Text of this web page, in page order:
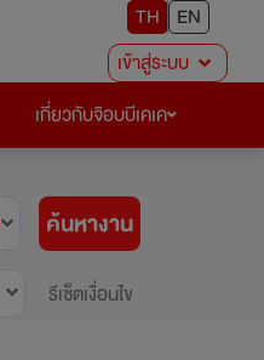
TH
EN
เข้าสู่ระบบ
เกี่ยวกับจ๊อบบีเคเค
ค้นหางาน
รีเซ็ตเงื่อนไข